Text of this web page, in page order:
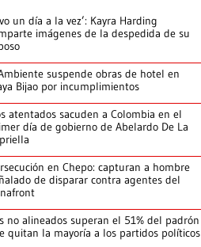
un día a la vez’: Kayra Harding
imágenes de la despedida de su
suspende obras de hotel en
Bijao por incumplimientos
atentados sacuden a Colombia en el
día de gobierno de Abelardo De La
en Chepo: capturan a hombre
de disparar contra agentes del
no alineados superan el 51% del padrón
quitan la mayoría a los partidos políticos